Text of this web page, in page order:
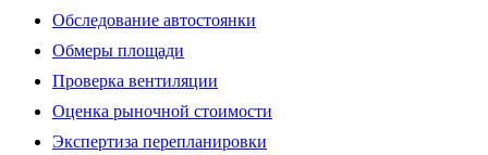
Обследование автостоянки
Обмеры площади
Проверка вентиляции
Оценка рыночной стоимости
Экспертиза перепланировки